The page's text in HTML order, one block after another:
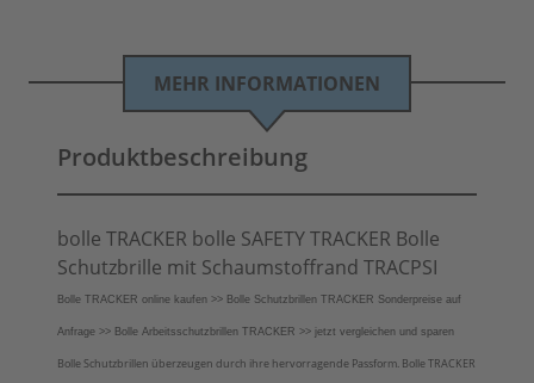
MEHR INFORMATIONEN
Produktbeschreibung
bolle TRACKER bolle SAFETY TRACKER Bolle
Schutzbrille mit Schaumstoffrand TRACPSI
Bolle TRACKER online kaufen >> Bolle Schutzbrillen TRACKER Sonderpreise auf
Anfrage >> Bolle Arbeitsschutzbrillen TRACKER >> jetzt vergleichen und sparen
Bolle Schutzbrillen überzeugen durch ihre hervorragende Passform. Bolle TRACKER